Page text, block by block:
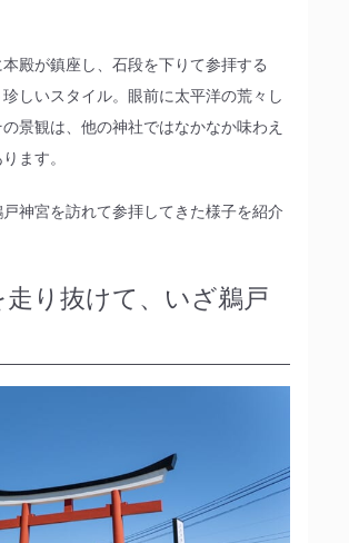
殿が鎮座し、石段を下りて参拝する
珍しいスタイル。眼前に太平洋の荒々し
景観は、他の神社ではなかなか味わえ
ます。
神宮を訪れて参拝してきた様子を紹介
走り抜けて、いざ鵜戸